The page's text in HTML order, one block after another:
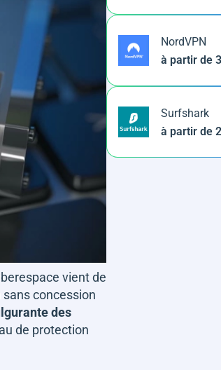
vient de
concession
des
de protection
NordVPN
à partir de
Surfshark
à partir de